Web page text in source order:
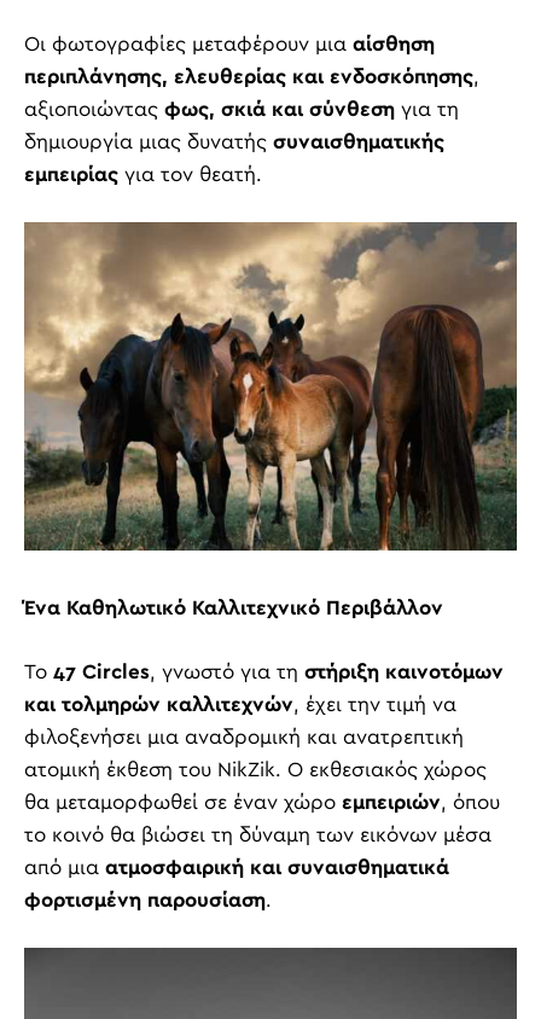
Οι φωτογραφίες μεταφέρουν μια αίσθηση
περιπλάνησης, ελευθερίας και ενδοσκόπησης,
αξιοποιώντας φως, σκιά και σύνθεση για τη
δημιουργία μιας δυνατής συναισθηματικής
εμπειρίας για τον θεατή.
Ένα Καθηλωτικό Καλλιτεχνικό Περιβάλλον
Το 47 Circles, γνωστό για τη στήριξη καινοτόμων
και τολμηρών καλλιτεχνών, έχει την τιμή να
φιλοξενήσει μια αναδρομική και ανατρεπτική
ατομική έκθεση του NikZik. Ο εκθεσιακός χώρος
θα μεταμορφωθεί σε έναν χώρο εμπειριών, όπου
το κοινό θα βιώσει τη δύναμη των εικόνων μέσα
από μια ατμοσφαιρική και συναισθηματικά
φορτισμένη παρουσίαση.